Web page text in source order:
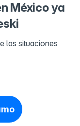
México ya
las situaciones